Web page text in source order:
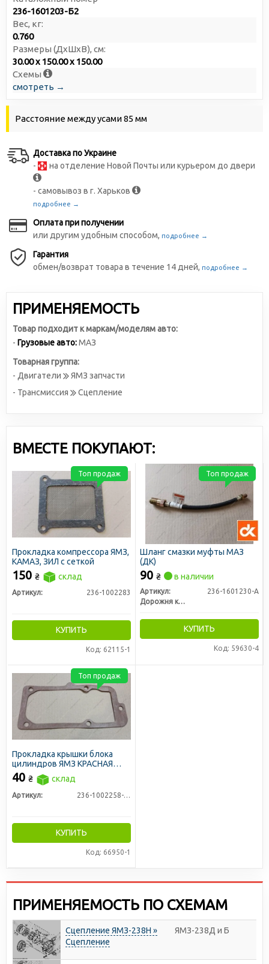
236-1601203-Б2
Вес, кг:
0.760
Размеры (ДxШxВ), см:
30.00 x 150.00 x 150.00
Схемы
смотреть →
Расстояние между усами 85 мм
Доставка по Украине
-
на отделение Новой Почты или курьером до двери
- самовывоз в г. Харьков
подробнее →
Оплата при получении
или другим удобным способом, подробнее →
Гарантия
обмен/возврат товара в течение 14 дней, подробнее →
ПРИМЕНЯЕМОСТЬ
Товар подходит к маркам/моделям авто:
- Грузовые авто:МАЗ
Товарная группа:
- Двигатели
ЯМЗ запчасти
- Трансмиссия
Сцепление
ВМЕСТЕ ПОКУПАЮТ:
Прокладка компрессора ЯМЗ,
КАМАЗ, ЗИЛ с сеткой
150 ₴ склад
Артикул: 236-1002283
КУПИТЬ
Код: 62115-1
Топ продаж
Шланг смазки муфты МАЗ
(ДК)
90 ₴ в наличии
Артикул:
236-1601230-А
Дорожня карта
КУПИТЬ
Код: 59630-4
Топ продаж
Прокладка крышки блока
цилиндров ЯМЗ КРАСНАЯ
(плиты компрессора)
40 ₴ склад
Артикул: 236-1002258-А3
КУПИТЬ
Код: 66950-1
Топ продаж
ПРИМЕНЯЕМОСТЬ ПО СХЕМАМ
Сцепление ЯМЗ-238Н »
Сцепление
ЯМЗ-238Д и Б